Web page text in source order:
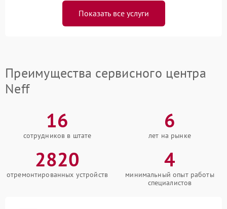
Показать все услуги
Преимущества сервисного центра
Neff
16
сотрудников в штате
6
лет на рынке
2820
отремонтированных устройств
4
минимальный опыт работы
специалистов